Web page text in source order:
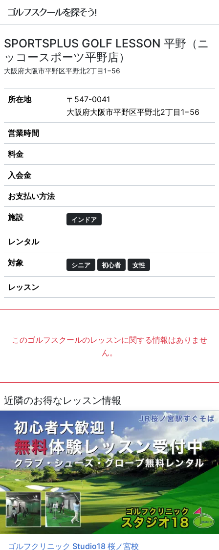
SPORTSPLUS GOLF LESSON 平野（ニ
ッコースポーツ平野店）
大阪府大阪市平野区平野北2丁目1−56
所在地
〒547-0041
大阪府大阪市平野区平野北2丁目1−56
営業時間
料金
入会金
お支払い方法
施設 インドア
レンタル
対象 シニア 初心者 女性
レッスン
このゴルフスクールのレッスンに関する情報はありませ
ん。
近隣のお得なレッスン情報
ゴルフクリニック Studio18 桜ノ宮校